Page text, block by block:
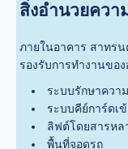
สิ่งอำนวยควา
ภายในอาคาร สาทร
รองรับการทำงานขอ
ระบบรักษาควา
ระบบคีย์การ์ดเ
ลิฟต์โดยสารหล
พื้นที่จอดรถ